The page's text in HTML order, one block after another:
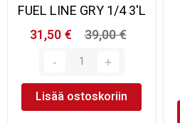
FUEL LINE GRY 1/4 3'L
31,50 €
39,00 €
Lisää ostoskoriin